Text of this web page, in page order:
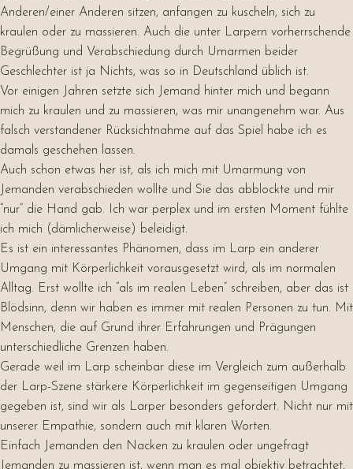
Anderen/einer Anderen sitzen, anfangen zu kuscheln, sich zu
kraulen oder zu massieren. Auch die unter Larpern vorherrschende
Begrüßung und Verabschiedung durch Umarmen beider
Geschlechter ist ja Nichts, was so in Deutschland üblich ist.
Vor einigen Jahren setzte sich Jemand hinter mich und begann
mich zu kraulen und zu massieren, was mir unangenehm war. Aus
falsch verstandener Rücksichtnahme auf das Spiel habe ich es
damals geschehen lassen.
Auch schon etwas her ist, als ich mich mit Umarmung von
Jemanden verabschieden wollte und Sie das abblockte und mir
“nur” die Hand gab. Ich war perplex und im ersten Moment fühlte
ich mich (dämlicherweise) beleidigt.
Es ist ein interessantes Phänomen, dass im Larp ein anderer
Umgang mit Körperlichkeit vorausgesetzt wird, als im normalen
Alltag. Erst wollte ich “als im realen Leben” schreiben, aber das ist
Blödsinn, denn wir haben es immer mit realen Personen zu tun. Mit
Menschen, die auf Grund ihrer Erfahrungen und Prägungen
unterschiedliche Grenzen haben.
Gerade weil im Larp scheinbar diese im Vergleich zum außerhalb
der Larp-Szene stärkere Körperlichkeit im gegenseitigen Umgang
gegeben ist, sind wir als Larper besonders gefordert. Nicht nur mit
unserer Empathie, sondern auch mit klaren Worten.
Einfach Jemanden den Nacken zu kraulen oder ungefragt
Jemanden zu massieren ist, wenn man es mal objektiv betrachtet,